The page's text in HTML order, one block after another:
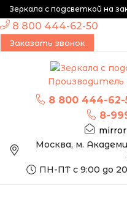
Зеркала с подсветкой на
Производитель
8 800 444-62-
8-
Москва, м.
ПН-ПТ с 9:00 до
8 800 444-62-50
Заказать звонок